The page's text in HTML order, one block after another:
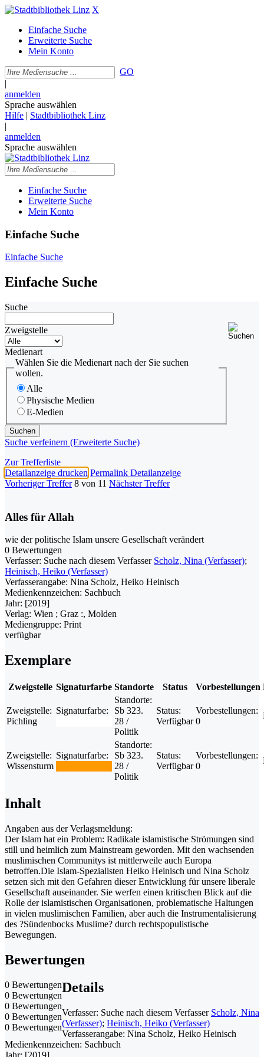
X
Einfache Suche
Erweiterte Suche
Mein Konto
GO
|
anmelden
Sprache auswählen
Hilfe | Stadtbibliothek Linz
|
anmelden
Sprache auswählen
Einfache Suche
Erweiterte Suche
Mein Konto
Einfache Suche
Einfache Suche
Einfache Suche
Suche
Zweigstelle
Medienart
Wählen Sie die Medienart nach der Sie suchen
wollen.
Alle
Physische Medien
E-Medien
Suche verfeinern (Erweiterte Suche)
Zur Trefferliste
Detailanzeige drucken Permalink Detailanzeige
Vorheriger Treffer 8 von 11 Nächster Treffer
Alles für Allah
wie der politische Islam unsere Gesellschaft verändert
0 Bewertungen
Verfasser: Suche nach diesem Verfasser Scholz, Nina (Verfasser);
Heinisch, Heiko (Verfasser)
Verfasserangabe: Nina Scholz, Heiko Heinisch
Medienkennzeichen: Sachbuch
Jahr: [2019]
Verlag: Wien ; Graz :, Molden
Mediengruppe: Print
verfügbar
Exemplare
Zweigstelle Signaturfarbe Standorte Status Vorbestellungen
Zweigstelle:
Pichling
Signaturfarbe:
Standorte:
Sb 323.
28 /
Politik
Status:
Verfügbar
Vorbestellungen:
0
Zweigstelle:
Wissensturm
Signaturfarbe:
Standorte:
Sb 323.
28 /
Politik
Status:
Verfügbar
Vorbestellungen:
0
Inhalt
Angaben aus der Verlagsmeldung:
Der Islam hat ein Problem: Radikale islamistische Strömungen sind
still und heimlich zum Mainstream geworden. Mit den wachsenden
muslimischen Communitys ist mittlerweile auch Europa
betroffen.Die Islam-Spezialisten Heiko Heinisch und Nina Scholz
setzen sich mit den Gefahren dieser Entwicklung für unsere liberale
Gesellschaft auseinander. Sie werfen einen kritischen Blick auf die
Rolle der islamistischen Organisationen, problematische Haltungen
in vielen muslimischen Familien, aber auch die Instrumentalisierung
des ?Sündenbocks Muslime? durch rechtspopulistische
Bewegungen.
Bewertungen
0 Bewertungen
0 Bewertungen
0 Bewertungen
0 Bewertungen
0 Bewertungen
Details
Verfasser: Suche nach diesem Verfasser Scholz, Nina
(Verfasser); Heinisch, Heiko (Verfasser)
Verfasserangabe: Nina Scholz, Heiko Heinisch
Medienkennzeichen: Sachbuch
Jahr: [2019]